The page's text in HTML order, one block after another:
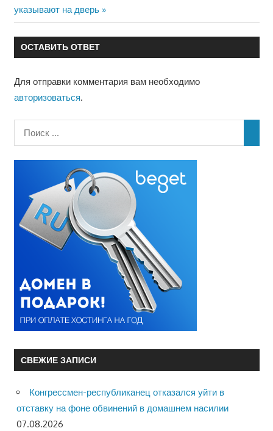
записям
запись:
указывают на дверь
ОСТАВИТЬ ОТВЕТ
Для отправки комментария вам необходимо
авторизоваться.
СВЕЖИЕ ЗАПИСИ
Конгрессмен-республиканец отказался уйти в
отставку на фоне обвинений в домашнем насилии
07.08.2026